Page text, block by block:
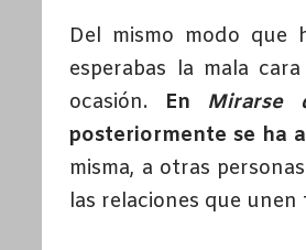
Del mismo modo que
esperabas la mala
ocasión. En Mirarse
posteriormente se ha
misma, a otras
las relaciones que